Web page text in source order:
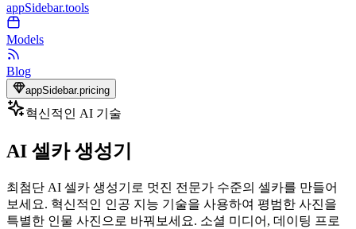
appSidebar.tools
Models
Blog
appSidebar.pricing
혁신적인 AI 기술
AI 셀카 생성기
최첨단 AI 셀카 생성기로 멋진 전문가 수준의 셀카를 만들어
보세요. 혁신적인 인공 지능 기술을 사용하여 평범한 사진을
특별한 인물 사진으로 바꿔보세요. 소셜 미디어, 데이팅 프로